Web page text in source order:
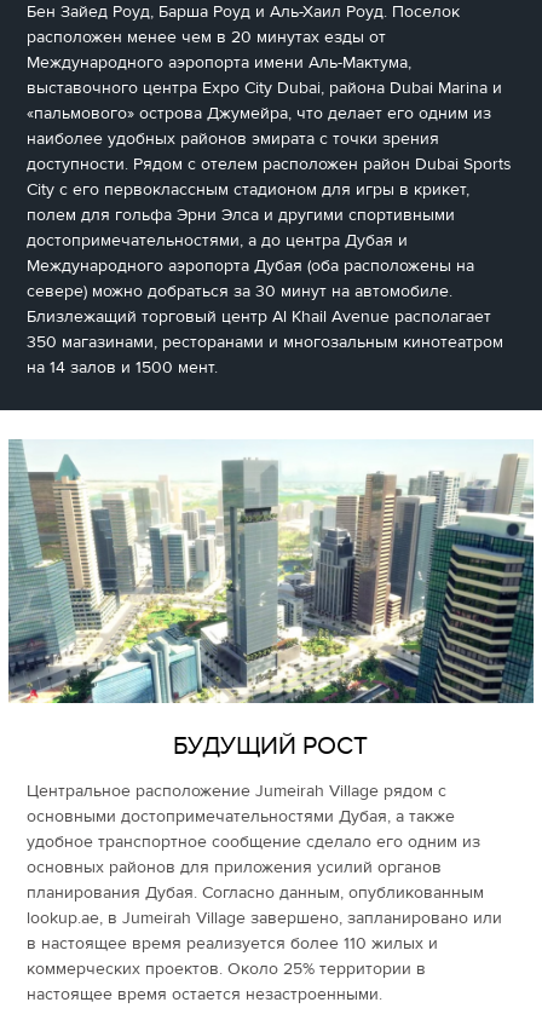
Бен Зайед Роуд, Барша Роуд и Аль-Хаил Роуд. Поселок
расположен менее чем в 20 минутах езды от
Международного аэропорта имени Аль-Мактума,
выставочного центра Expo City Dubai, района Dubai Marina и
«пальмового» острова Джумейра, что делает его одним из
наиболее удобных районов эмирата с точки зрения
доступности. Рядом с отелем расположен район Dubai Sports
City с его первоклассным стадионом для игры в крикет,
полем для гольфа Эрни Элса и другими спортивными
достопримечательностями, а до центра Дубая и
Международного аэропорта Дубая (оба расположены на
севере) можно добраться за 30 минут на автомобиле.
Близлежащий торговый центр Al Khail Avenue располагает
350 магазинами, ресторанами и многозальным кинотеатром
на 14 залов и 1500 мент.
БУДУЩИЙ РОСТ
Центральное расположение Jumeirah Village рядом с
основными достопримечательностями Дубая, а также
удобное транспортное сообщение сделало его одним из
основных районов для приложения усилий органов
планирования Дубая. Согласно данным, опубликованным
lookup.ae, в Jumeirah Village завершено, запланировано или
в настоящее время реализуется более 110 жилых и
коммерческих проектов. Около 25% территории в
настоящее время остается незастроенными.